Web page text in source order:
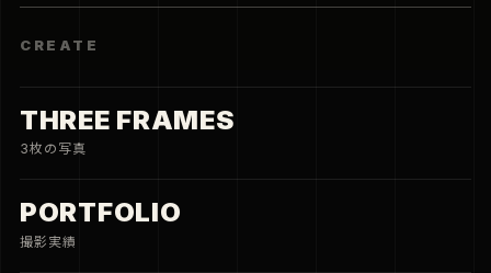
CREATE
THREE FRAMES
3枚の写真
PORTFOLIO
撮影実績